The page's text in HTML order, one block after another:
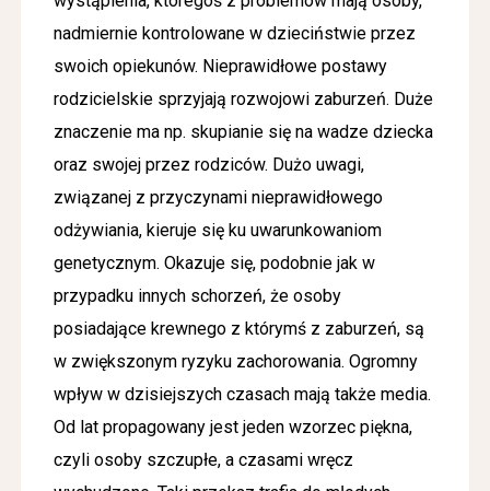
nadmiernie kontrolowane w dzieciństwie przez
swoich opiekunów. Nieprawidłowe postawy
rodzicielskie sprzyjają rozwojowi zaburzeń. Duże
znaczenie ma np. skupianie się na wadze dziecka
oraz swojej przez rodziców. Dużo uwagi,
związanej z przyczynami nieprawidłowego
odżywiania, kieruje się ku uwarunkowaniom
genetycznym. Okazuje się, podobnie jak w
przypadku innych schorzeń, że osoby
posiadające krewnego z którymś z zaburzeń, są
w zwiększonym ryzyku zachorowania. Ogromny
wpływ w dzisiejszych czasach mają także media.
Od lat propagowany jest jeden wzorzec piękna,
czyli osoby szczupłe, a czasami wręcz